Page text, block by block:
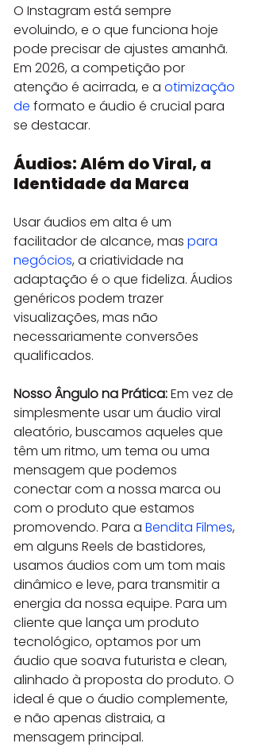
O Instagram está sempre
evoluindo, e o que funciona hoje
pode precisar de ajustes amanhã.
Em 2026, a competição por
atenção é acirrada, e a otimização
de formato e áudio é crucial para
se destacar.
Áudios: Além do Viral, a
Identidade da Marca
Usar áudios em alta é um
facilitador de alcance, mas para
negócios, a criatividade na
adaptação é o que fideliza. Áudios
genéricos podem trazer
visualizações, mas não
necessariamente conversões
qualificados.
Nosso Ângulo na Prática: Em vez de
simplesmente usar um áudio viral
aleatório, buscamos aqueles que
têm um ritmo, um tema ou uma
mensagem que podemos
conectar com a nossa marca ou
com o produto que estamos
promovendo. Para a Bendita Filmes,
em alguns Reels de bastidores,
usamos áudios com um tom mais
dinâmico e leve, para transmitir a
energia da nossa equipe. Para um
cliente que lança um produto
tecnológico, optamos por um
áudio que soava futurista e clean,
alinhado à proposta do produto. O
ideal é que o áudio complemente,
e não apenas distraia, a
mensagem principal.